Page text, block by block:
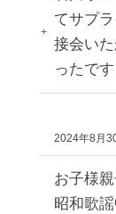
てサプ
接会い
ったです
2024年8月
お子様
昭和歌